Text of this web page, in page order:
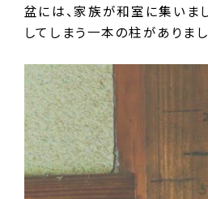
盆には、家族が和室に集いま
してしまう一本の柱がありまし